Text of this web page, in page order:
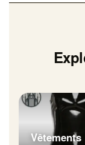
Vêtements